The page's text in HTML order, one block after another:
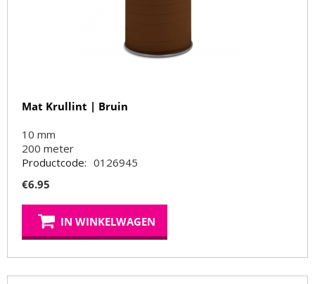
Mat Krullint | Bruin
10 mm
200 meter
Productcode: 0126945
€6.95
IN WINKELWAGEN